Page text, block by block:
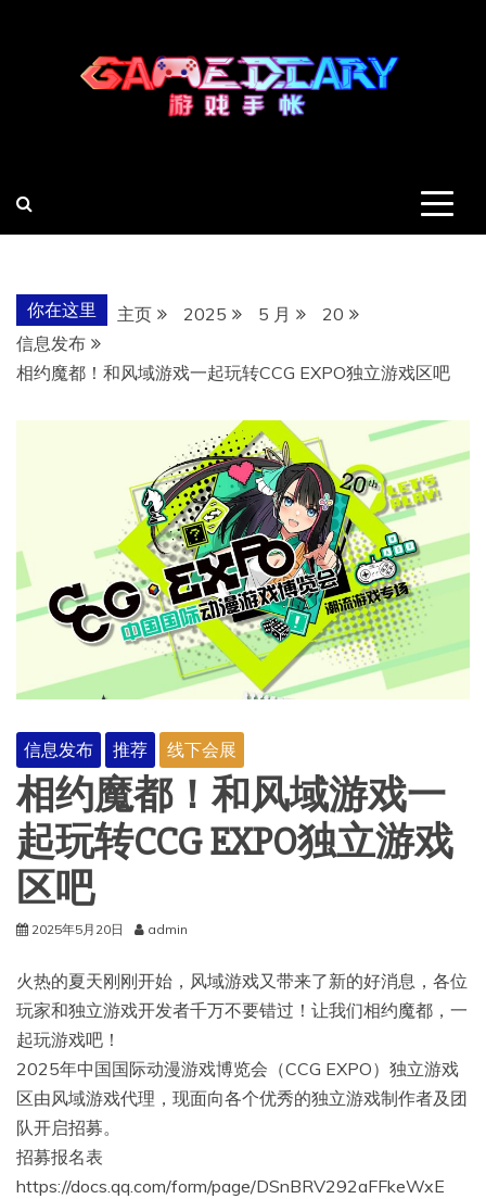
你在这里 主页 2025 5 月
20
信息发布
相约魔都！和风域游戏一起玩转CCG EXPO独立游戏区吧
信息发布 推荐 线下会展
相约魔都！和风域游戏一
起玩转CCG EXPO独立游戏
区吧
2025年5月20日 admin
火热的夏天刚刚开始，风域游戏又带来了新的好消息，各位
玩家和独立游戏开发者千万不要错过！让我们相约魔都，一
起玩游戏吧！
2025年中国国际动漫游戏博览会（CCG EXPO）独立游戏
区由风域游戏代理，现面向各个优秀的独立游戏制作者及团
队开启招募。
招募报名表
https://docs.qq.com/form/page/DSnBRV292aFFkeWxE